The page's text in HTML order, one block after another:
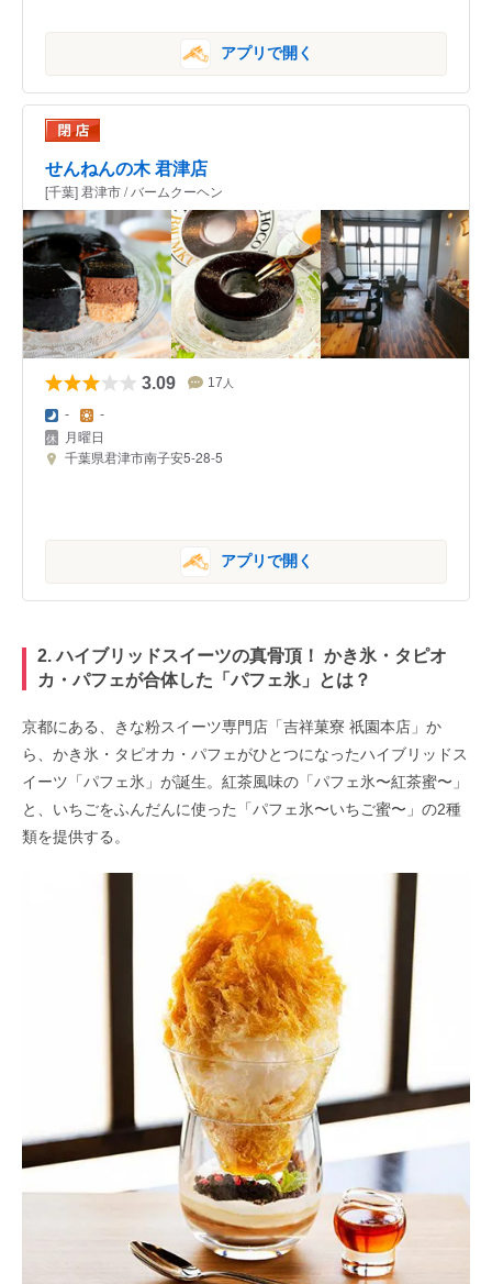
アプリで開く
せんねんの木 君津店
[千葉] 君津市 / バームクーヘン
3.09 17 人
- -
月曜日
千葉県君津市南子安5-28-5
アプリで開く
2. ハイブリッドスイーツの真骨頂！ かき氷・タピオ
カ・パフェが合体した「パフェ氷」とは？
京都にある、きな粉スイーツ専門店「吉祥菓寮 祇園本店」か
ら、かき氷・タピオカ・パフェがひとつになったハイブリッドス
イーツ「パフェ氷」が誕生。紅茶風味の「パフェ氷〜紅茶蜜〜」
と、いちごをふんだんに使った「パフェ氷〜いちご蜜〜」の2種
類を提供する。